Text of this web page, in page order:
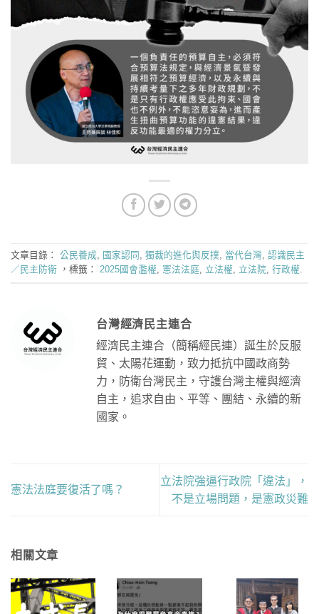
文章目錄： 公民養成, 國家認同 , 獨裁的進化與反撲, 當代台灣, 認識民主
／民主防衛 ，標籤： 2025國會濫權, 憲法法庭, 立法權, 立法院, 行政權.
台灣經濟民主連合
經濟民主連合（簡稱經民連）誕生於反服
貿、太陽花運動，致力抵抗中國政商勢
力，防衛台灣民主，守護台灣主權與經濟
自主，追求自由、平等、團結、永續的新
國家。
憲法法庭要復活了嗎？
立法院強逼行政院「違法」，
不是立場問題，是憲政災難
相關文章